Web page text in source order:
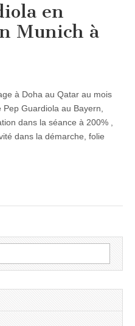
en
Munich à
à Doha au Qatar au mois
Guardiola au Bayern,
dans la séance à 200% ,
dans la démarche, folie